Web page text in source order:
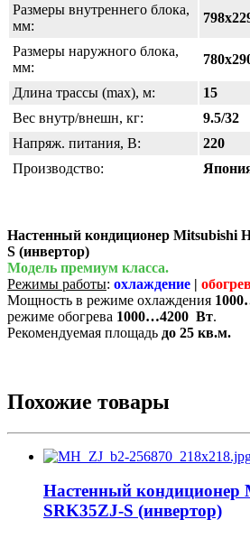
Размеры внутреннего блока,
мм:
798
Размеры наружного блока,
мм:
780
Длина трассы (max), м:
15
Вес внутр/внешн, кг:
9.5/32
Напряж. питания, В:
220
Производство:
Настенный кондиционер Mitsubishi
S (инвертор)
Модель премиум класса.
Режимы работы: охлаждение |
Мощность в режиме охлаждения
режиме обогрева 1000…4200 Вт.
Рекомендуемая площадь до 25 кв.м.
Похожие товары
Настенный кондиционер
SRK35ZJ-S (инвертор)